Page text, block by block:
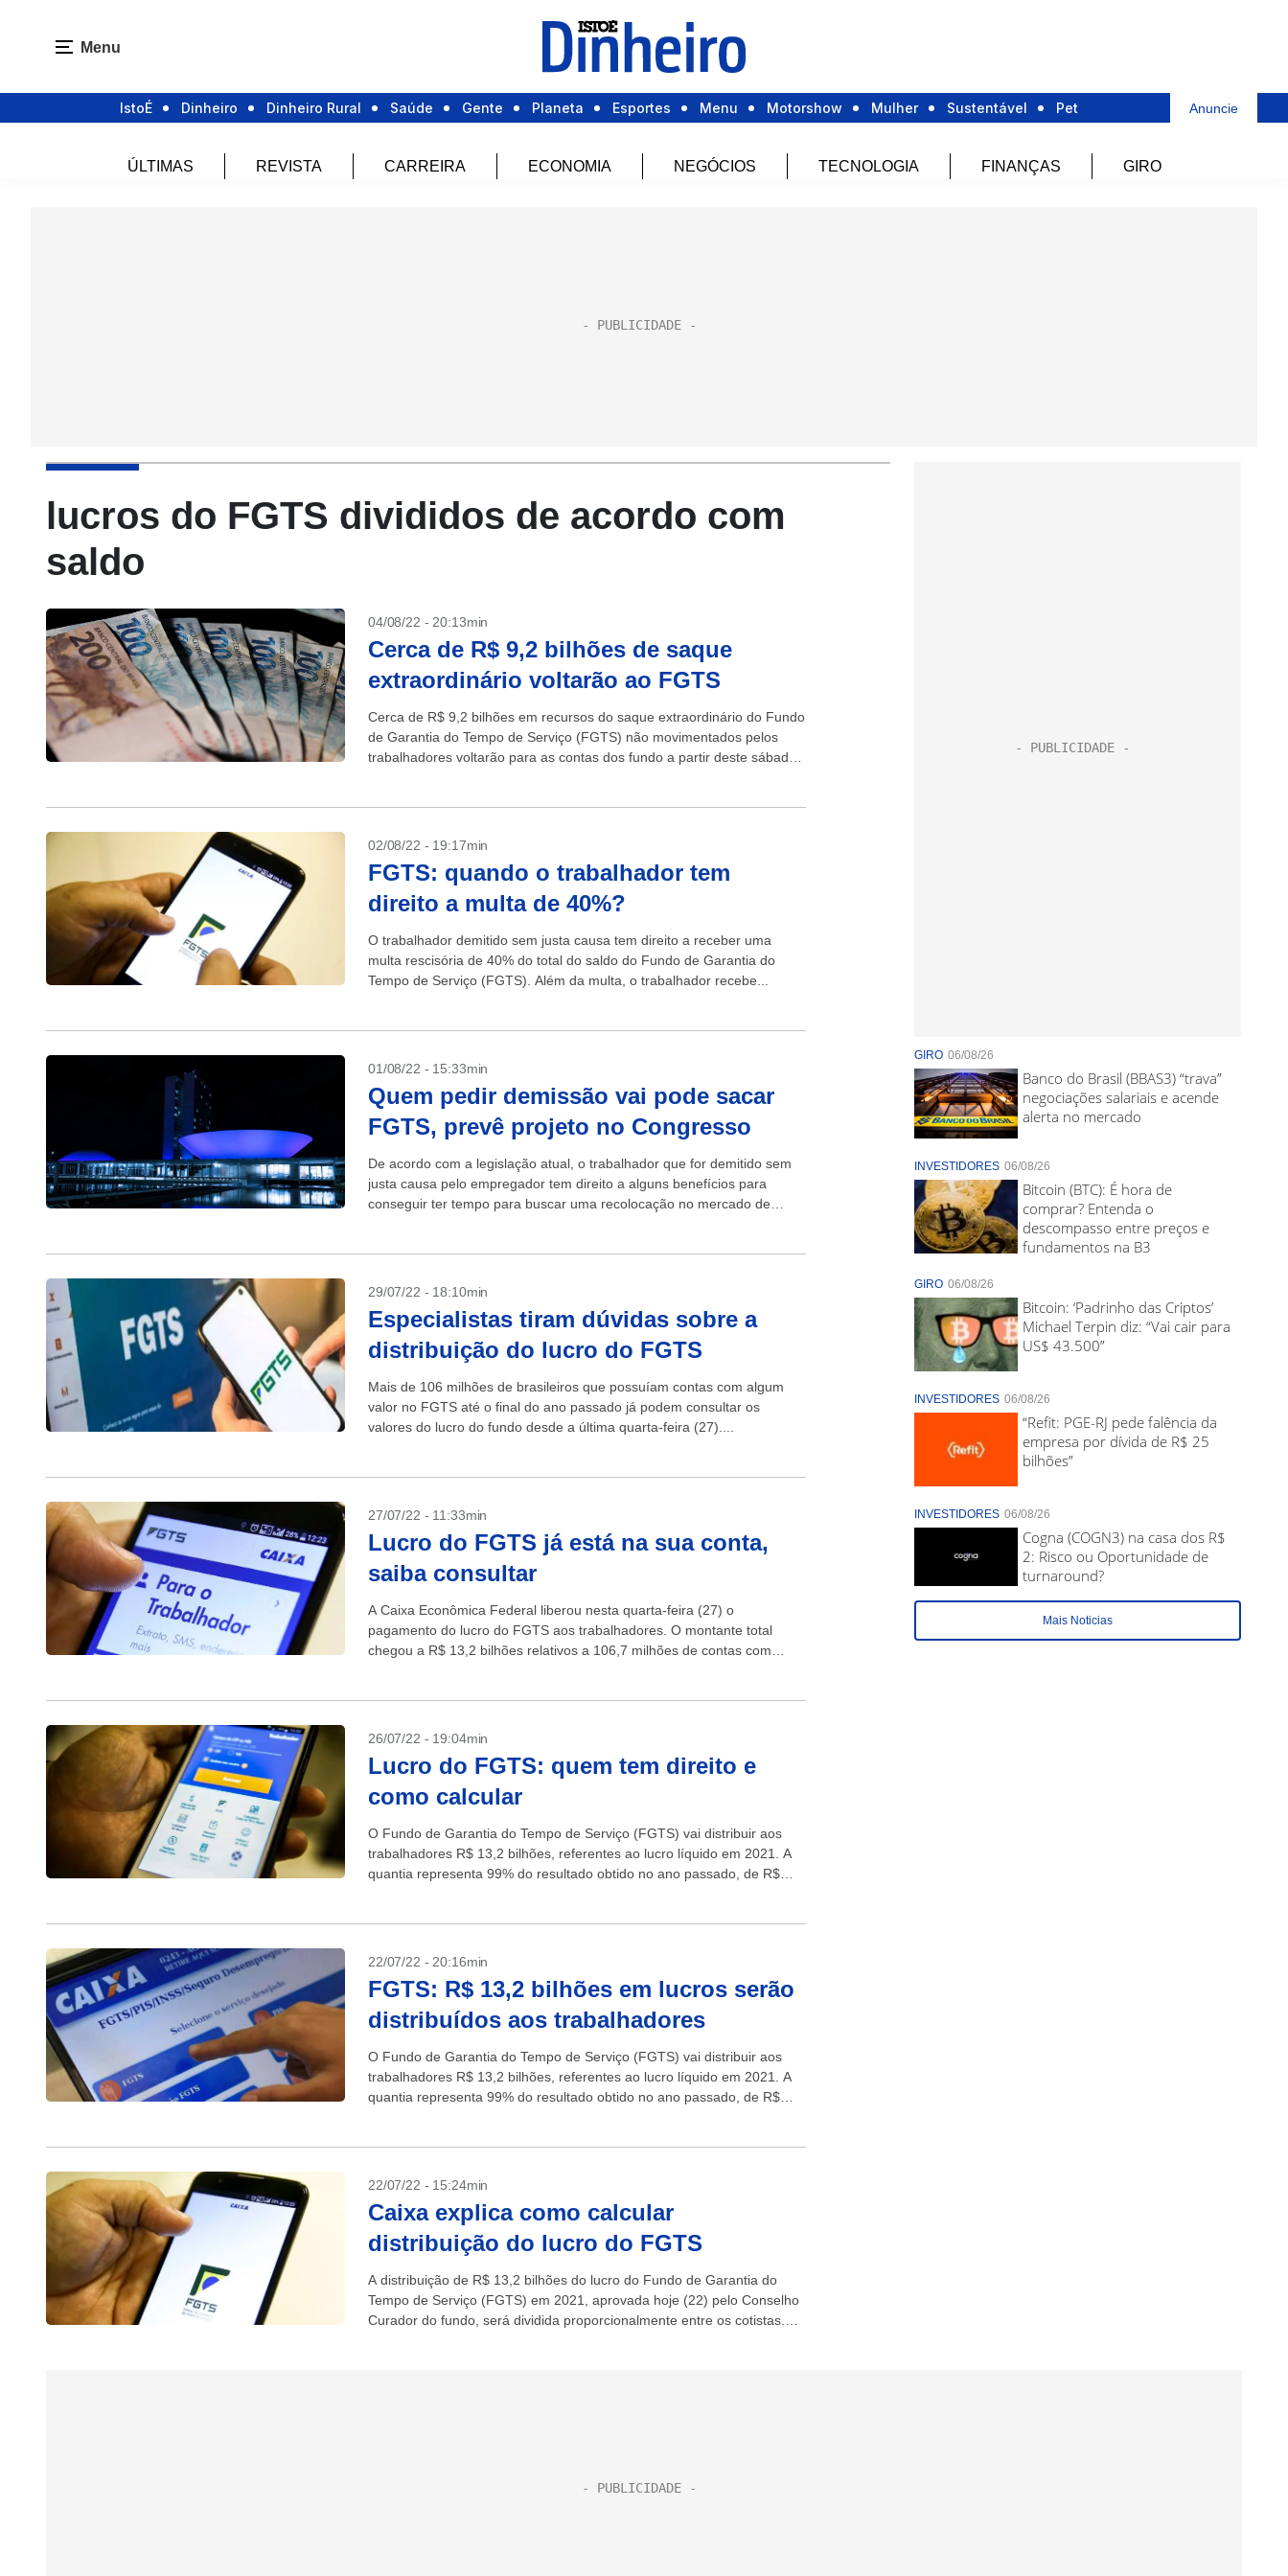
Menu
IstoÉ Dinheiro Dinheiro Rural Saúde Gente Planeta Esportes Menu Motorshow Mulher Sustentável Pet Anuncie
ÚLTIMAS REVISTA CARREIRA ECONOMIA NEGÓCIOS TECNOLOGIA FINANÇAS GIRO
lucros do FGTS divididos de acordo com
saldo
04/08/22 - 20:13min
Cerca de R$ 9,2 bilhões de saque
extraordinário voltarão ao FGTS
Cerca de R$ 9,2 bilhões em recursos do saque extraordinário do Fundo
de Garantia do Tempo de Serviço (FGTS) não movimentados pelos
trabalhadores voltarão para as contas dos fundo a partir deste sábado
02/08/22 - 19:17min
FGTS: quando o trabalhador tem
direito a multa de 40%?
O trabalhador demitido sem justa causa tem direito a receber uma
multa rescisória de 40% do total do saldo do Fundo de Garantia do
Tempo de Serviço (FGTS). Além da multa, o trabalhador recebe...
01/08/22 - 15:33min
Quem pedir demissão vai pode sacar
FGTS, prevê projeto no Congresso
De acordo com a legislação atual, o trabalhador que for demitido sem
justa causa pelo empregador tem direito a alguns benefícios para
conseguir ter tempo para buscar uma recolocação no mercado de
29/07/22 - 18:10min
Especialistas tiram dúvidas sobre a
distribuição do lucro do FGTS
Mais de 106 milhões de brasileiros que possuíam contas com algum
valor no FGTS até o final do ano passado já podem consultar os
valores do lucro do fundo desde a última quarta-feira (27)....
27/07/22 - 11:33min
Lucro do FGTS já está na sua conta,
saiba consultar
A Caixa Econômica Federal liberou nesta quarta-feira (27) o
pagamento do lucro do FGTS aos trabalhadores. O montante total
chegou a R$ 13,2 bilhões relativos a 106,7 milhões de contas com
26/07/22 - 19:04min
Lucro do FGTS: quem tem direito e
como calcular
O Fundo de Garantia do Tempo de Serviço (FGTS) vai distribuir aos
trabalhadores R$ 13,2 bilhões, referentes ao lucro líquido em 2021. A
quantia representa 99% do resultado obtido no ano passado, de R$
22/07/22 - 20:16min
FGTS: R$ 13,2 bilhões em lucros serão
distribuídos aos trabalhadores
O Fundo de Garantia do Tempo de Serviço (FGTS) vai distribuir aos
trabalhadores R$ 13,2 bilhões, referentes ao lucro líquido em 2021. A
quantia representa 99% do resultado obtido no ano passado, de R$
22/07/22 - 15:24min
Caixa explica como calcular
distribuição do lucro do FGTS
A distribuição de R$ 13,2 bilhões do lucro do Fundo de Garantia do
Tempo de Serviço (FGTS) em 2021, aprovada hoje (22) pelo Conselho
Curador do fundo, será dividida proporcionalmente entre os cotistas.
GIRO 06/08/26
Banco do Brasil (BBAS3) “trava”
negociações salariais e acende
alerta no mercado
INVESTIDORES 06/08/26
Bitcoin (BTC): É hora de
comprar? Entenda o
descompasso entre preços e
fundamentos na B3
GIRO 06/08/26
Bitcoin: ‘Padrinho das Criptos’
Michael Terpin diz: “Vai cair para
US$ 43.500”
INVESTIDORES 06/08/26
“Refit: PGE-RJ pede falência da
empresa por dívida de R$ 25
bilhões”
INVESTIDORES 06/08/26
Cogna (COGN3) na casa dos R$
2: Risco ou Oportunidade de
turnaround?
Mais Noticias